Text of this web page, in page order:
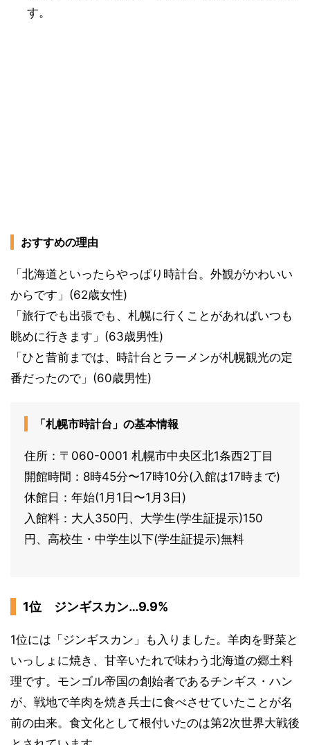
す。
おすすめの理由
「北海道といったらやっぱり時計台。外観がかわいい
からです」(62歳女性)
「旅行でも出張でも、札幌に行くことがあればいつも
眺めに行きます」(63歳男性)
「ひと昔前までは、時計台とラーメンが札幌観光の定
番だったので」(60歳男性)
「札幌市時計台」の基本情報
住所：〒060-0001 札幌市中央区北1条西2丁目
開館時間：8時45分〜17時10分(入館は17時まで)
休館日：年始(1月1日〜1月3日)
入館料：大人350円、大学生(学生証提示)150
円、高校生・中学生以下(学生証提示)無料
1位 ジンギスカン…9.9%
1位には「ジンギスカン」も入りました。羊肉を野菜と
いっしょに焼き、甘辛いたれで味わう北海道の郷土料
理です。モンゴル帝国の創始者であるチンギス・ハン
が、戦地で羊肉を焼き兵士に食べさせていたことが名
前の由来。食文化として根付いたのは第2次世界大戦後